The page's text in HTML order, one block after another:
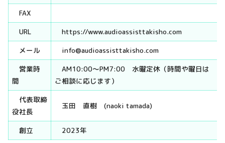
FAX
URL
https://www.audioassisttakisho.com
メール
info@audioassisttakisho.com
営業時
間
AM10:00～PM7:00 水曜定休（時間や曜日は
ご相談に応じます）
代表取締
役社長
玉田 直樹 (naoki tamada)
創立 2023年